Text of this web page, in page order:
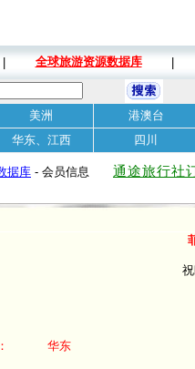
全球旅游资源数据库
美洲 港澳台
华东、江西 四川
据库 - 会员信息 通途旅行社
华东